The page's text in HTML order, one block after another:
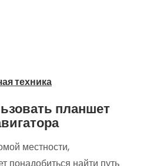
техника
планшет
местности,